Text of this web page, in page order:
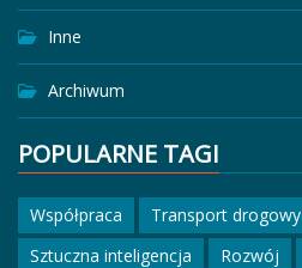
Inne
Archiwum
POPULARNE TAGI
Współpraca Transport drogowy
Sztuczna inteligencja
Rozwój